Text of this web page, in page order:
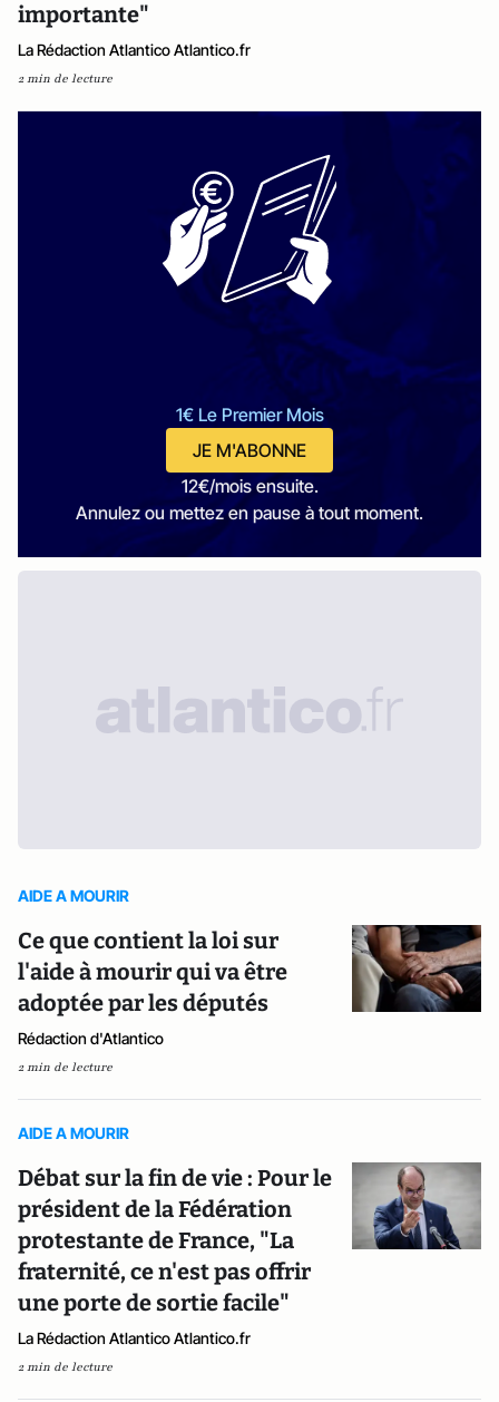
importante"
La Rédaction Atlantico Atlantico.fr
2 min de lecture
1€ Le Premier Mois
JE M'ABONNE
12€/mois ensuite.
Annulez ou mettez en pause à tout moment.
AIDE A MOURIR
Ce que contient la loi sur
l'aide à mourir qui va être
adoptée par les députés
Rédaction d'Atlantico
2 min de lecture
AIDE A MOURIR
Débat sur la fin de vie : Pour le
président de la Fédération
protestante de France, "La
fraternité, ce n'est pas offrir
une porte de sortie facile"
La Rédaction Atlantico Atlantico.fr
2 min de lecture